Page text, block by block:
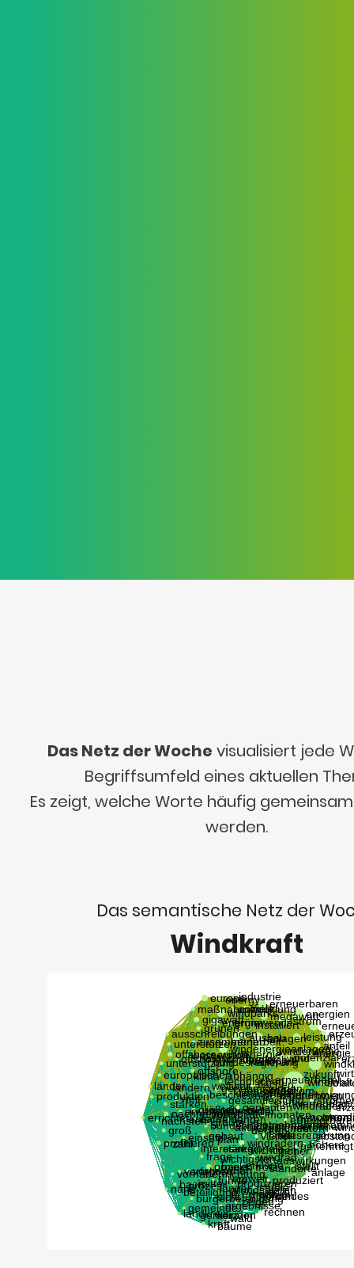
Das Netz der Woche visualisiert jede
Begriffsumfeld eines aktuellen
Es zeigt, welche Worte häufig
werden.
Das semantische Netz der
Windkraft